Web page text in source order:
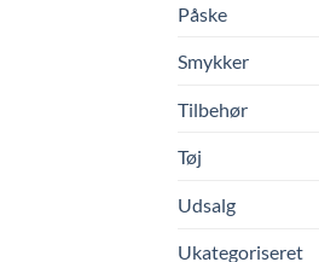
Påske
Smykker
Tilbehør
Tøj
Udsalg
Ukategoriseret